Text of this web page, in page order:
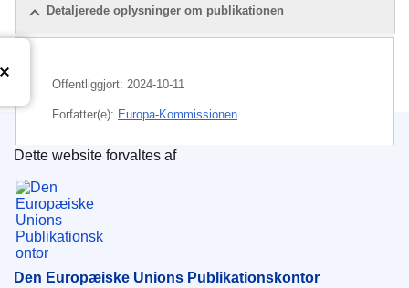
Detaljerede oplysninger om publikationen
Offentliggjort: 2024-10-11
Forfatter(e): Europa-Kommissionen
Emne:foder,nåletræ,
CELEX : 32024R2414R(01)
ELI :reg_impl/2024/2414/corrigendum/2024-10-11/oj
Den Europæiske Unions Publikationskontor
Dette website forvaltes af
Den Europæiske Unions Publikationskontor